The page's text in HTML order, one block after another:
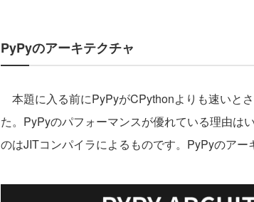
PyPyのアーキテクチャ
本題に入る前にPyPyがCPythonよりも速いと
た。PyPyのパフォーマンスが優れている理由は
のはJITコンパイラによるものです。PyPyのアー